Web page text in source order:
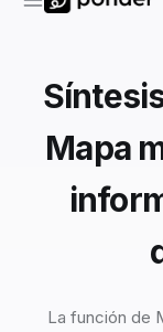
Mapa
La función de